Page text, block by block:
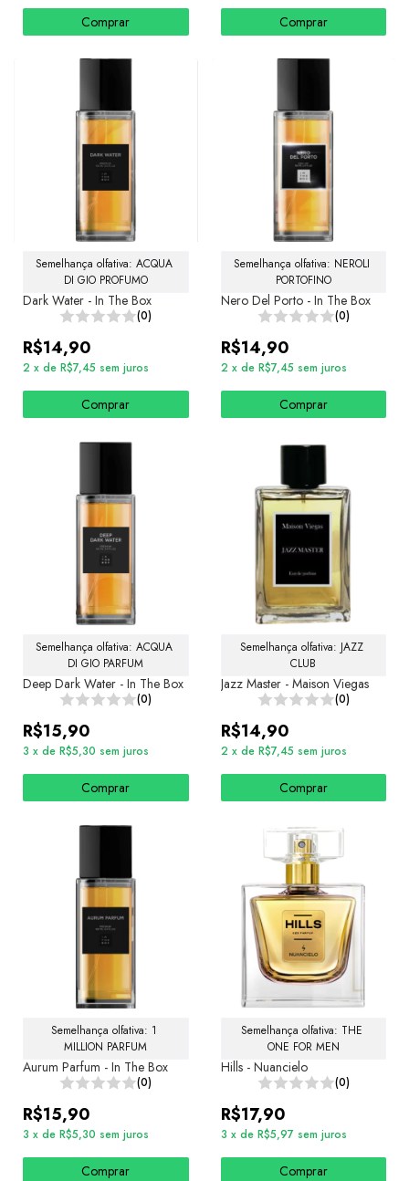
Comprar Comprar
Semelhança olfativa: ACQUA
DI GIO PROFUMO
Dark Water - In The Box
(0)
R$14,90
2 x de R$7,45 sem juros
Comprar
Semelhança olfativa: NEROLI
PORTOFINO
Nero Del Porto - In The Box
(0)
R$14,90
2 x de R$7,45 sem juros
Comprar
Semelhança olfativa: ACQUA
DI GIO PARFUM
Deep Dark Water - In The Box
(0)
R$15,90
3 x de R$5,30 sem juros
Comprar
Semelhança olfativa: JAZZ
CLUB
Jazz Master - Maison Viegas
(0)
R$14,90
2 x de R$7,45 sem juros
Comprar
Semelhança olfativa: 1
MILLION PARFUM
Aurum Parfum - In The Box
(0)
R$15,90
3 x de R$5,30 sem juros
Comprar
Semelhança olfativa: THE
ONE FOR MEN
Hills - Nuancielo
(0)
R$17,90
3 x de R$5,97 sem juros
Comprar